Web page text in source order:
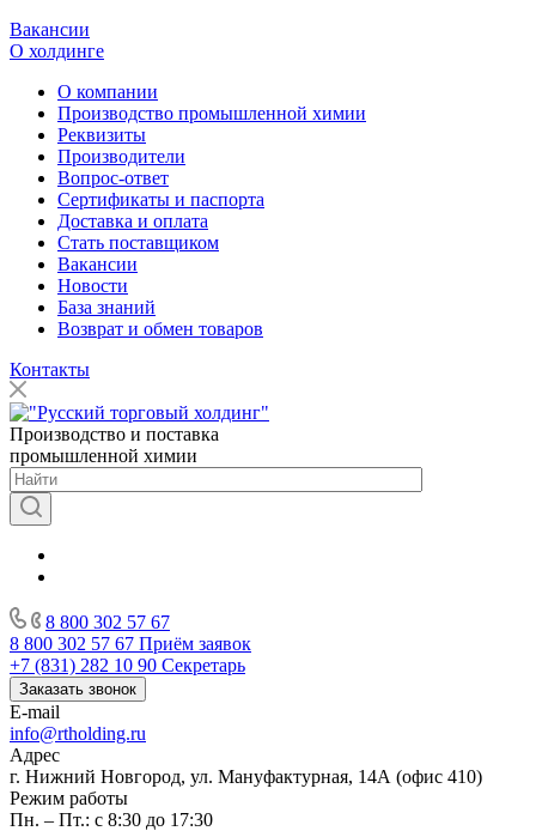
Вакансии
О холдинге
О компании
Производство промышленной химии
Реквизиты
Производители
Вопрос-ответ
Сертификаты и паспорта
Доставка и оплата
Стать поставщиком
Вакансии
Новости
База знаний
Возврат и обмен товаров
Контакты
Производство и поставка
промышленной химии
8 800 302 57 67
8 800 302 57 67 Приём заявок
+7 (831) 282 10 90 Секретарь
Заказать звонок
E-mail
info@rtholding.ru
Адрес
г. Нижний Новгород, ул. Мануфактурная, 14А (офис 410)
Режим работы
Пн. – Пт.: с 8:30 до 17:30